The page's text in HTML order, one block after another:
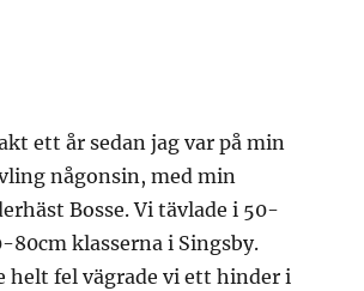
ett år sedan jag var på min
någonsin, med min
Bosse. Vi tävlade i 50-
80cm klasserna i Singsby.
helt fel vägrade vi ett hinder i